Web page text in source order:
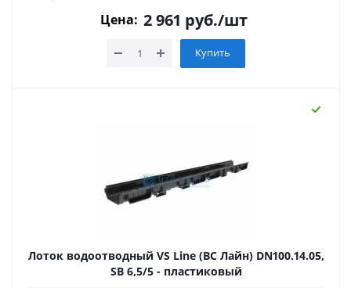
Цена: 2 961 руб./шт
Купить
Лоток водоотводный VS Line (ВС Лайн) DN100.14.05,
SB 6,5/5 - пластиковый